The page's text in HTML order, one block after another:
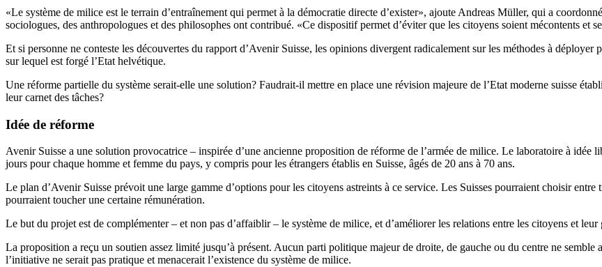
«Le système de milice est le terrain d’entraînement qui permet à la démocratie directe d’exister», ajoute Andreas Müller, qui a
sociologues, des anthropologues et des philosophes ont contribué. «Ce dispositif permet d’éviter que les citoyens soient mécontents et
Et si personne ne conteste les découvertes du rapport d’Avenir Suisse, les opinions divergent radicalement sur les méthodes à
sur lequel est forgé l’Etat helvétique.
Une réforme partielle du système serait-elle une solution? Faudrait-il mettre en place une révision majeure de l’Etat moderne suisse
leur carnet des tâches?
Idée de réforme
Avenir Suisse a une solution provocatrice – inspirée d’une ancienne proposition de réforme de l’armée de milice. Le laboratoire à
jours pour chaque homme et femme du pays, y compris pour les étrangers établis en Suisse, âgés de 20 ans à 70 ans.
Le plan d’Avenir Suisse prévoit une large gamme d’options pour les citoyens astreints à ce service. Les Suisses pourraient choisir
pourraient toucher une certaine rémunération.
Le but du projet est de complémenter – et non pas d’affaiblir – le système de milice, et d’améliorer les relations entre les citoyens et leur
La proposition a reçu un soutien assez limité jusqu’à présent. Aucun parti politique majeur de droite, de gauche ou du centre ne
l’initiative ne serait pas pratique et menacerait l’existence du système de milice.